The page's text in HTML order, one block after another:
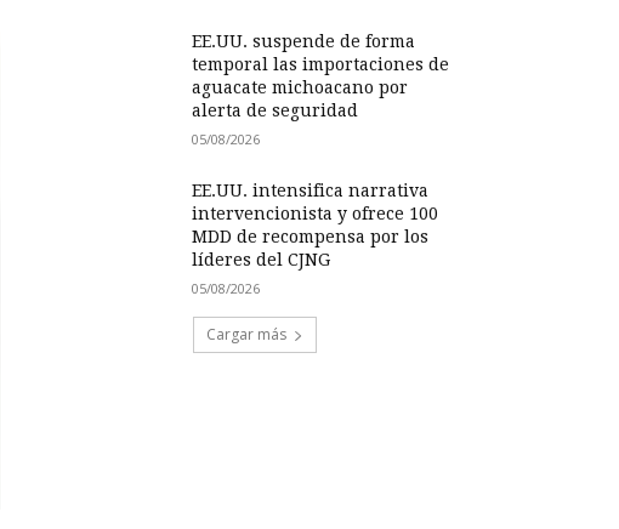
EE.UU. suspende de forma
temporal las importaciones de
aguacate michoacano por
alerta de seguridad
05/08/2026
EE.UU. intensifica narrativa
intervencionista y ofrece 100
MDD de recompensa por los
líderes del CJNG
05/08/2026
Cargar más